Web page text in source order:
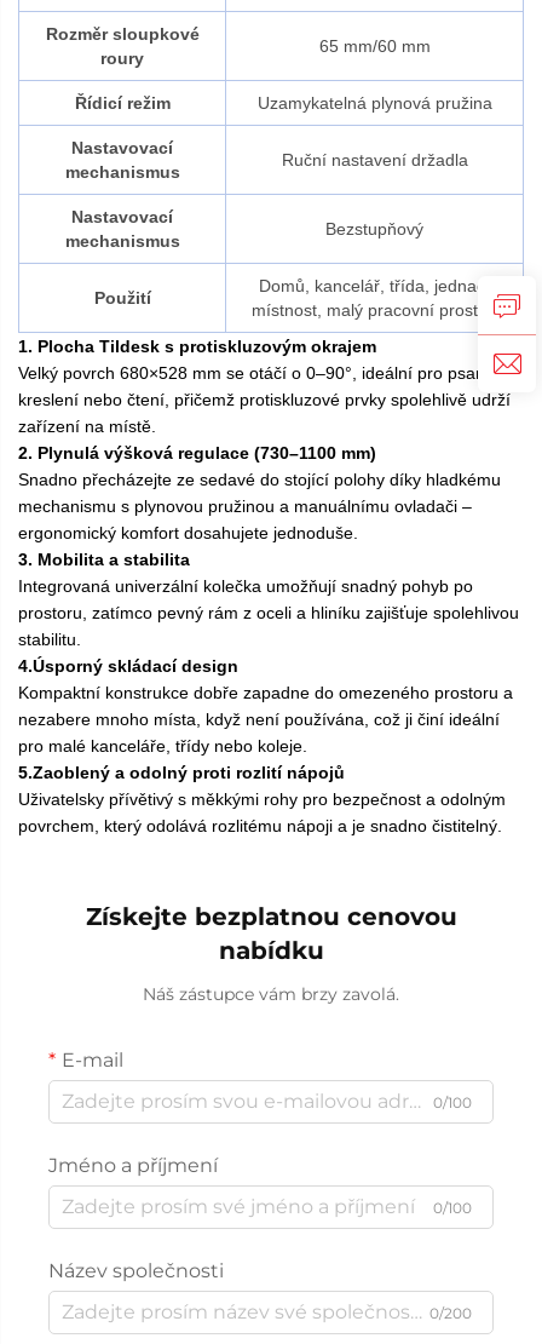
Rozměr sloupkové
roury
65 mm/60 mm
Řídicí režim Uzamykatelná plynová pružina
Nastavovací
mechanismus
Ruční nastavení držadla
Nastavovací
mechanismus
Bezstupňový
Použití
Domů, kancelář, třída, jednací
místnost, malý pracovní prostor.
1. Plocha Tildesk s protiskluzovým okrajem
Velký povrch 680×528 mm se otáčí o 0–90°, ideální pro psaní,
kreslení nebo čtení, přičemž protiskluzové prvky spolehlivě udrží
zařízení na místě.
2. Plynulá výšková regulace (730–1100 mm)
Snadno přecházejte ze sedavé do stojící polohy díky hladkému
mechanismu s plynovou pružinou a manuálnímu ovladači –
ergonomický komfort dosahujete jednoduše.
3. Mobilita a stabilita
Integrovaná univerzální kolečka umožňují snadný pohyb po
prostoru, zatímco pevný rám z oceli a hliníku zajišťuje spolehlivou
stabilitu.
4.Úsporný skládací design
Kompaktní konstrukce dobře zapadne do omezeného prostoru a
nezabere mnoho místa, když není používána, což ji činí ideální
pro malé kanceláře, třídy nebo koleje.
5.Zaoblený a odolný proti rozlití nápojů
Uživatelsky přívětivý s měkkými rohy pro bezpečnost a odolným
povrchem, který odolává rozlitému nápoji a je snadno čistitelný.
Získejte bezplatnou cenovou
nabídku
Náš zástupce vám brzy zavolá.
E-mail
0/100
Jméno a příjmení
0/100
Název společnosti
0/200